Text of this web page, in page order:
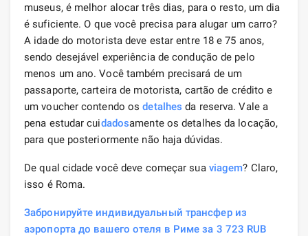
museus, é melhor alocar três dias, para o resto, um dia
é suficiente. O que você precisa para alugar um carro?
A idade do motorista deve estar entre 18 e 75 anos,
sendo desejável experiência de condução de pelo
menos um ano. Você também precisará de um
passaporte, carteira de motorista, cartão de crédito e
um voucher contendo osdetalhes da reserva. Vale a
pena estudar cuidadosamente os detalhes da locação,
para que posteriormente não haja dúvidas.
De qual cidade você deve começar sua viagem? Claro,
isso é Roma.
Забронируйте индивидуальный трансфер из
аэропорта до вашего отеля в Риме за 3 723 RUB